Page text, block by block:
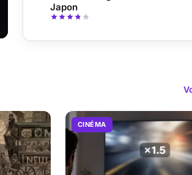
Japon
CINÉMA